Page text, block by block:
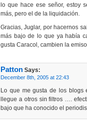
lo que hace ese señor, estoy
más, pero el de la liquidación.
Gracias, Juglar, por hacernos
más bajo de lo que ya había
gusta Caracol, cambien la
Patton Says:
December 8th, 2005 at 22:43
Lo que me gusta de los blogs
llegue a otros sin filtros ….
bajo que ha conocido el